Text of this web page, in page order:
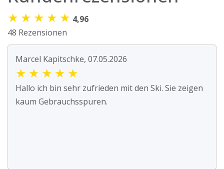
★ ★ ★ ★ ★ 4,96
48 Rezensionen
Marcel Kapitschke, 07.05.2026
★ ★ ★ ★ ★
Hallo ich bin sehr zufrieden mit den Ski. Sie zeigen
kaum Gebrauchsspuren.